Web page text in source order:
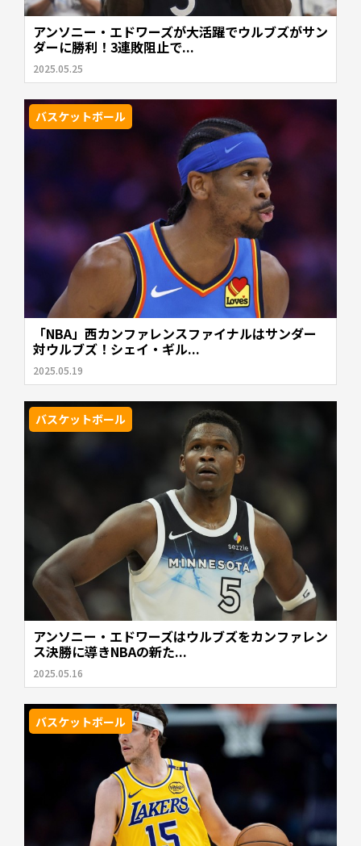
アンソニー・エドワーズが大活躍でウルブズがサン
ダーに勝利！3連敗阻止で...
2025.05.25
バスケットボール
「NBA」西カンファレンスファイナルはサンダー
対ウルブズ！シェイ・ギル...
2025.05.19
バスケットボール
アンソニー・エドワーズはウルブズをカンファレン
ス決勝に導きNBAの新た...
2025.05.16
バスケットボール